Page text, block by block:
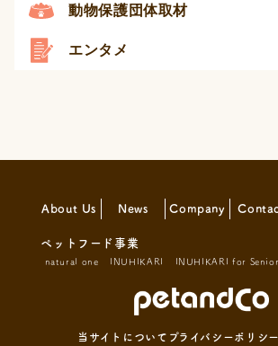
動物保護団体取材
エンタメ
About Us News Company
ペットフード事業
natural one INUHIKARI INUHIKARI for Senior
当サイトについて プライバシーポリシー